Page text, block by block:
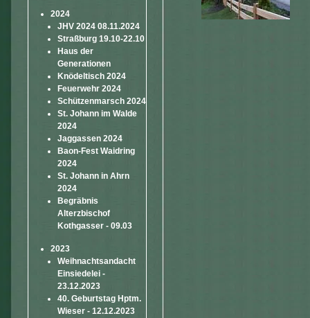
2024
JHV 2024 08.11.2024
Straßburg 19.10-22.10
Haus der
Generationen
Knödeltisch 2024
Feuerwehr 2024
Schützenmarsch 2024
St. Johann im Walde
2024
Jaggassen 2024
Baon-Fest Waidring
2024
St. Johann in Ahrn
2024
Begräbnis
Alterzbischof
Kothgasser - 09.03
2023
Weihnachtsandacht
Einsiedelei -
23.12.2023
40. Geburtstag Hptm.
Wieser - 12.12.2023